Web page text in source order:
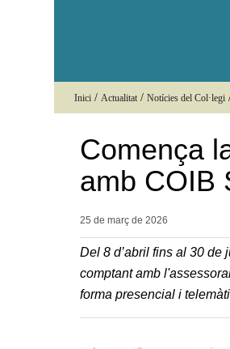
Inici / Actualitat / Notícies del Col·legi
Comença
amb COIB
25 de març de 2026
Del 8 d’abril fins al 30 de
comptant amb
forma presencial i